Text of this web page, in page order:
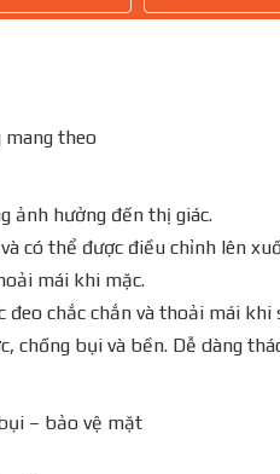
mang theo
ảnh hưởng đến thị giác.
có thể được điều chỉnh lên
mái khi mặc.
đeo chắc chắn và thoải mái khi
chống bụi và bền. Dễ dàng
– bảo vệ mặt